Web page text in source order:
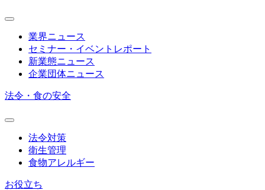
業界ニュース
セミナー・イベントレポート
新業態ニュース
企業団体ニュース
法令・食の安全
法令対策
衛生管理
食物アレルギー
お役立ち